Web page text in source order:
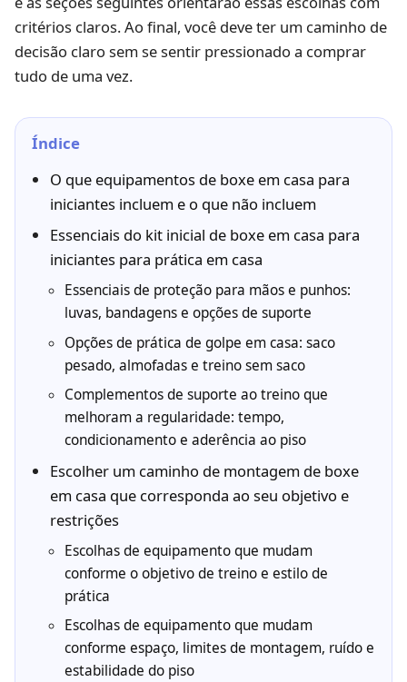
critérios claros. Ao final, você deve ter um caminho de
decisão claro sem se sentir pressionado a comprar
tudo de uma vez.
Índice
O que equipamentos de boxe em casa para
iniciantes incluem e o que não incluem
Essenciais do kit inicial de boxe em casa para
iniciantes para prática em casa
Essenciais de proteção para mãos e punhos:
luvas, bandagens e opções de suporte
Opções de prática de golpe em casa: saco
pesado, almofadas e treino sem saco
Complementos de suporte ao treino que
melhoram a regularidade: tempo,
condicionamento e aderência ao piso
Escolher um caminho de montagem de boxe
em casa que corresponda ao seu objetivo e
restrições
Escolhas de equipamento que mudam
conforme o objetivo de treino e estilo de
prática
Escolhas de equipamento que mudam
conforme espaço, limites de montagem, ruído e
estabilidade do piso